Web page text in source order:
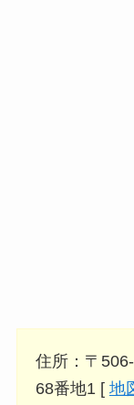
住所：〒
68番地1 [ 地